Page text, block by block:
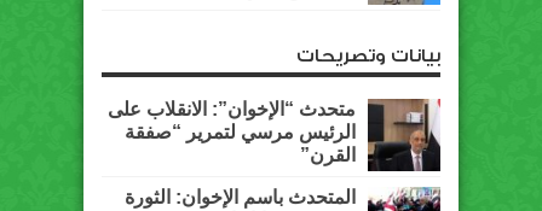
بيانات وتصريحات
متحدث “الإخوان”: الانقلاب على
الرئيس مرسي لتمرير “صفقة
القرن”
المتحدث باسم الإخوان: الثورة